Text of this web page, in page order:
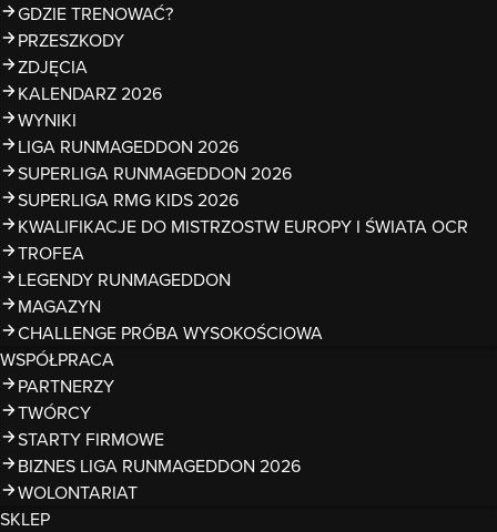
GDZIE TRENOWAĆ?
PRZESZKODY
ZDJĘCIA
KALENDARZ 2026
WYNIKI
LIGA RUNMAGEDDON 2026
SUPERLIGA RUNMAGEDDON 2026
SUPERLIGA RMG KIDS 2026
KWALIFIKACJE DO MISTRZOSTW EUROPY I ŚWIATA OCR
TROFEA
LEGENDY RUNMAGEDDON
MAGAZYN
CHALLENGE PRÓBA WYSOKOŚCIOWA
WSPÓŁPRACA
PARTNERZY
TWÓRCY
STARTY FIRMOWE
BIZNES LIGA RUNMAGEDDON 2026
WOLONTARIAT
SKLEP